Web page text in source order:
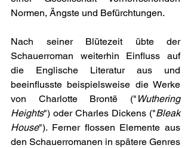
Normen, Ängste und Befürchtungen.
Nach seiner Blütezeit übte der
Schauerroman weiterhin Einfluss auf
die Englische Literatur aus und
beeinflusste beispielsweise die Werke
von Charlotte Brontë (" Wuthering
Heights") oder Charles Dickens ("Bleak
House"). Ferner flossen Elemente aus
den Schauerromanen in spätere Genres